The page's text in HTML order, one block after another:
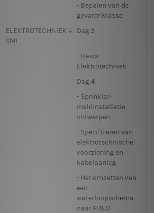
- Bepalen van de
gevarenklasse
ELEKTROTECHNIEK +
SMI
Dag 3
- Basis
Elektrotechniek
Dag 4
- Sprinkler­
meldinstallatie
ontwerpen
- Specificeren van
elektrotechnische
voorziening en
kabelaanleg
- Het omzetten van
een
waterloopschema
naar PI&D